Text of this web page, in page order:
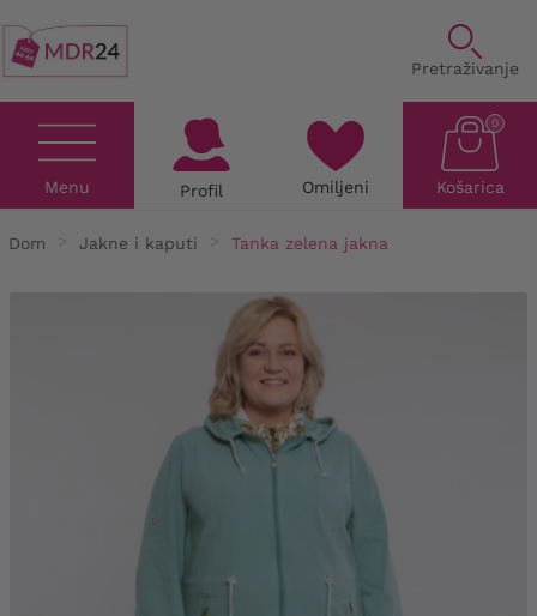
Pretraživanje
Menu Profil Omiljeni Košarica
0
Dom Jakne i kaputi Tanka zelena jakna